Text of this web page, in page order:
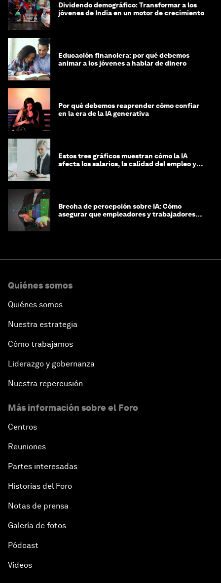
Dividendo demográfico: Transformar a los
jóvenes de India en un motor de crecimiento
Educación financiera: por qué debemos
animar a los jóvenes a hablar de dinero
Por qué debemos reaprender cómo confiar
en la era de la IA generativa
Estos tres gráficos muestran cómo la IA
afecta los salarios, la calidad del empleo y
Brecha de percepción sobre IA: Cómo
asegurar que empleadores y trabajadores
Quiénes somos
Quiénes somos
Nuestra estrategia
Cómo trabajamos
Liderazgo y gobernanza
Nuestra repercusión
Más información sobre el Foro
Centros
Reuniones
Partes interesadas
Historias del Foro
Notas de prensa
Galería de fotos
Pódcast
Vídeos